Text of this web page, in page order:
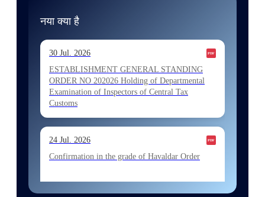
नया क्या है
30 Jul. 2026
ESTABLISHMENT GENERAL STANDING
ORDER NO 202026 Holding of Departmental
Examination of Inspectors of Central Tax
Customs
24 Jul. 2026
Confirmation in the grade of Havaldar Order